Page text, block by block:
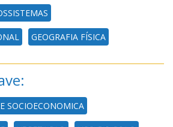
GEOGRAFIA FÍSICA
SOCIOECONOMICA